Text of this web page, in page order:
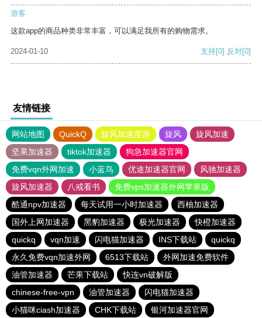
游客
这款app的商品种类非常丰富，可以满足我所有的购物需求。
2024-01-10 支持[0] 反对[0]
友情链接
网站地图 QuickQ 旋风加速度器 旋风
旋风加速
坚果加速器
tiktok加速器
狗急加速器官网
免费vqn外网加速
小蓝鸟 优途加速器官网
风驰加速器
旋风加速器
八戒看书
免费vps加速器外网苹果版
酷通npv加速器
每天试用一小时加速器
西柚加速器
国外上网加速器
黑豹加速器 极光加速器
快橙加速器
quickq
vqn加速 闪电猫加速器 INS下载站
quickq
永久免费vqn加速外网
6513下载站
外网加速免费软件
油管加速器
芒果下载站
快连vn破解版
chinese-free-vpn
油管加速器
闪电猫加速器
小猫咪ciash加速器
CHK下载站 银河加速器官网